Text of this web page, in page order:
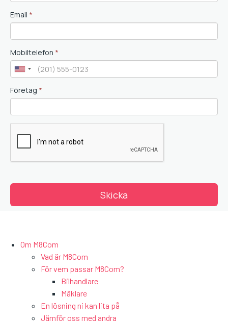
Om M8Com
Vad är M8Com
För vem passar M8Com?
Bilhandlare
Mäklare
En lösning ni kan lita på
Jämför oss med andra